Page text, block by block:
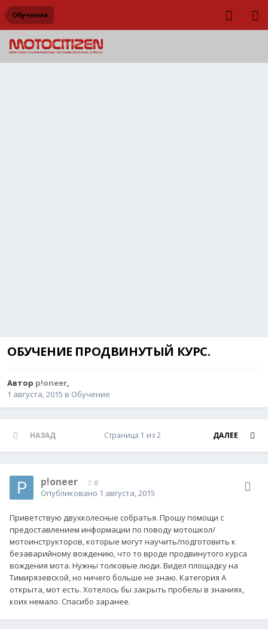
Обучение
ОБУЧЕНИЕ ПРОДВИНУТЫЙ КУРС.
Автор p!oneer,
1 августа, 2015 в Обучение
НАЗАД ДАЛЕЕ
Страница 1 из 2
p!oneer 0
Опубликовано 1 августа, 2015
Приветствую двухколесные собратья. Прошу помощи с
предоставлением информации по поводу мотошкол/
мотоинструкторов, которые могут научить/подготовить к
безаварийному вождению, что то вроде продвинутого курса
вождения мота. Нужны толковые люди. Видел площадку на
Тимирязевской, но ничего больше не знаю. Категория А
открыта, мот есть. Хотелось бы закрыть пробелы в знаниях,
коих немало. Спасибо заранее.